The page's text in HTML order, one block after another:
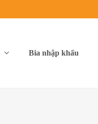
Bia nhập khẩu